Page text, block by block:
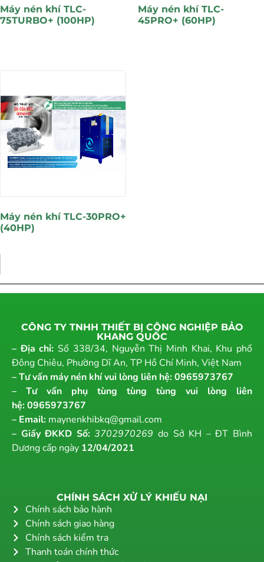
Máy nén khí TLC-
75TURBO+ (100HP)
Máy nén khí TLC-
45PRO+ (60HP)
Máy nén khí TLC-30PRO+
(40HP)
CÔNG TY TNHH THIẾT BỊ CÔNG NGHIỆP BẢO
KHANG QUỐC
– Địa chỉ:Số 338/34, Nguyễn Thị Minh Khai, Khu phố
Đông Chiêu, Phường Dĩ An, TP Hồ Chí Minh, Việt Nam
– Tư vấn máy nén khí vui lòng liên hệ:0965973767
– Tư vấn phụ tùng tùng tùng vui lòng liên
hệ:0965973767
– Email: maynenkhibkq@gmail.com
– Giấy ĐKKD Số:3702970269 do Sở KH – ĐT Bình
Dương cấp ngày 12/04/2021
CHÍNH SÁCH XỬ LÝ KHIẾU NẠI
Chính sách bảo hành
Chính sách giao hàng
Chính sách kiểm tra
Thanh toán chính thức